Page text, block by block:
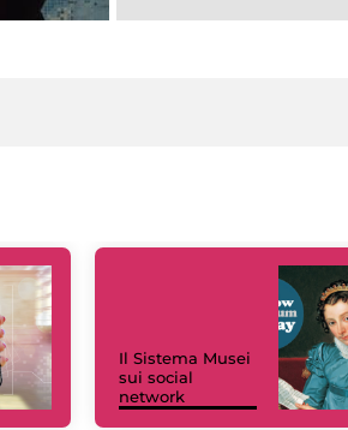
Il Sistema Musei
sui social
network